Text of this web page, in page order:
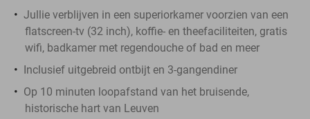
Jullie verblijven in een superiorkamer voorzien van een
flatscreen-tv (32 inch), koffie- en theefaciliteiten, gratis
wifi, badkamer met regendouche of bad en meer
Inclusief uitgebreid ontbijt en 3-gangendiner
Op 10 minuten loopafstand van het bruisende,
historische hart van Leuven